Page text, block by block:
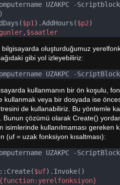
UZAKPC -
)
$p1 ).AddHours($p2)
,$saatler
oluşturduğumuz
gibi yol izleyebiliriz:
UZAKPC -ScriptBlock
kullanmanın bir ön koşulu,
veya bir dosyada ise
de kullanabiliriz. Bu yöntemle
Bunun çözümü olarak Create()
isimlerinde kullanılmaması
(uf = uzak fonksiyon kısaltması):
UZAKPC -
$uf).Invoke()